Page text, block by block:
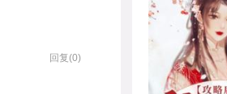
回复(0)